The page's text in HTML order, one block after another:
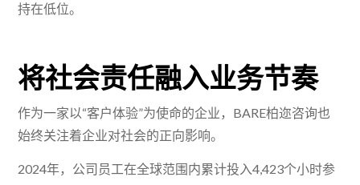
持在低位。
将社会责任融入业务节奏
作为一家以“客户体验”为使命的企业，BARE柏迩咨询也
始终关注着企业对社会的正向影响。
2024年，公司员工在全球范围内累计投入4,423个小时参